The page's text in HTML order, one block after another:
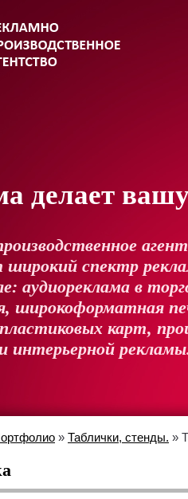
делает
широкий спектр
аудиореклама в
широкоформатная
карт,
интерьерной
» Таблички, стенды. »